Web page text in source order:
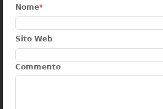
Nome*
Sito Web
Commento